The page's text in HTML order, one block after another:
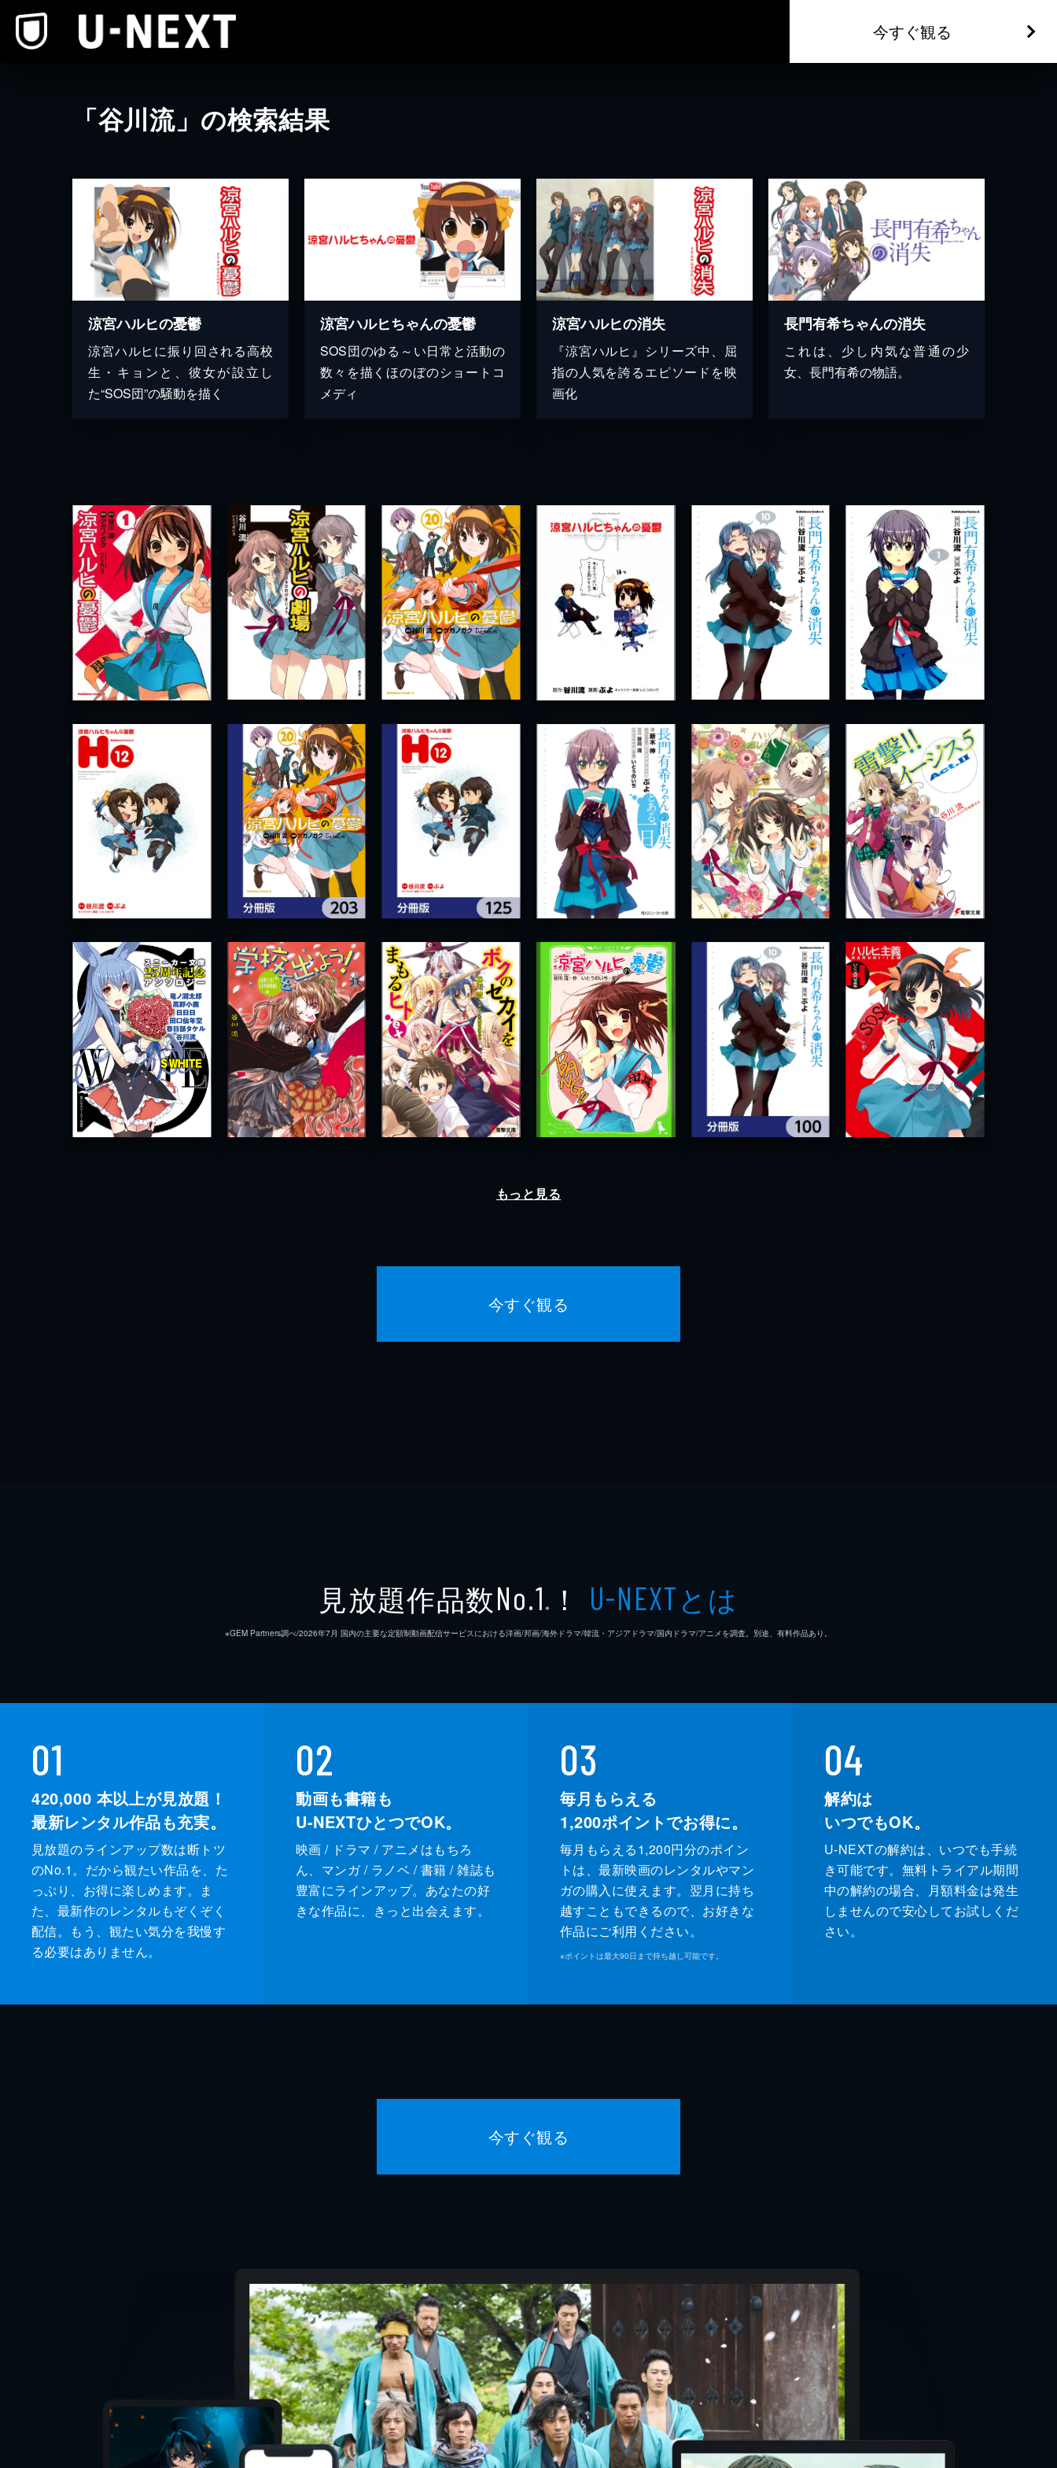
今すぐ観る
「谷川流」の検索結果
涼宮ハルヒの憂鬱
涼宮ハルヒに振り回される高校
生・キョンと、彼女が設立し
た“SOS団”の騒動を描く
涼宮ハルヒちゃんの憂鬱
SOS団のゆる～い日常と活動の
数々を描くほのぼのショートコ
メディ
涼宮ハルヒの消失
『涼宮ハルヒ』シリーズ中、屈
指の人気を誇るエピソードを映
画化
長門有希ちゃんの消失
これは、少し内気な普通の少
女、長門有希の物語。
もっと見る
今すぐ観る
見放題作品数No.1 ※ ！ U-NEXTとは
※GEM Partners調べ/2026年7⽉ 国内の主要な定額制動画配信サービスにおける洋画/邦画/海外ドラマ/韓流・アジアドラマ/国内ドラマ/アニメを調査。別途、有料作品あり。
01
420,000 本以上が見放題！
最新レンタル作品も充実。
見放題のラインアップ数は断トツ
のNo.1。だから観たい作品を、た
っぷり、お得に楽しめます。ま
た、最新作のレンタルもぞくぞく
配信。もう、観たい気分を我慢す
る必要はありません。
02
動画も書籍も
U-NEXTひとつでOK。
映画 / ドラマ / アニメはもちろ
ん、マンガ / ラノベ / 書籍 / 雑誌も
豊富にラインアップ。あなたの好
きな作品に、きっと出会えます。
03
毎月もらえる
1,200ポイントでお得に。
毎月もらえる1,200円分のポイン
トは、最新映画のレンタルやマン
ガの購入に使えます。翌月に持ち
越すこともできるので、お好きな
作品にご利用ください。
※ポイントは最大90日まで持ち越し可能です。
04
解約は
いつでもOK。
U-NEXTの解約は、いつでも手続
き可能です。無料トライアル期間
中の解約の場合、月額料金は発生
しませんので安心してお試しくだ
さい。
今すぐ観る